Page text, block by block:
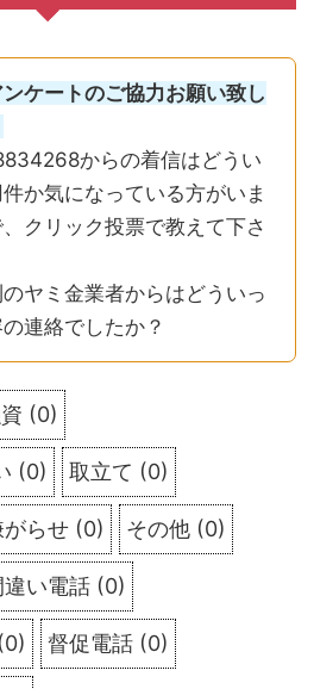
ケートのご協力お願い致し
からの着信はどうい
か気になっている方がいま
クリック投票で教えて下さ
ヤミ金業者からはどういっ
連絡でしたか？
(0)
(0) 取立て (0)
がらせ (0) その他 (0)
違い電話 (0)
(0) 督促電話 (0)